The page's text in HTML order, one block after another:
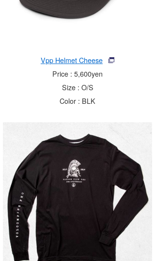
Vpp Helmet Cheese
Price : 5,600yen
Size : O/S
Color : BLK